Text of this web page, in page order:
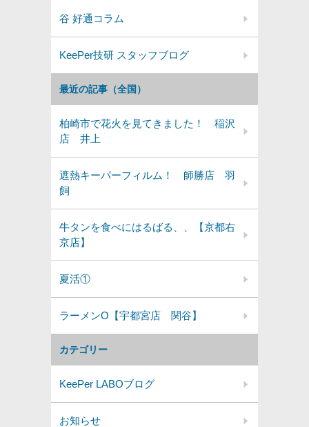
カテゴリー
KeePer LABOブログ
お知らせ
最近の記事（全国）
柏崎市で花火を見てきました！ 稲沢
店 井上
遮熱キーパーフィルム！ 師勝店 羽
飼
牛タンを食べにはるばる、、【京都右
京店】
夏活①
ラーメンO【宇都宮店 関谷】
谷 好通コラム
KeePer技研 スタッフブログ